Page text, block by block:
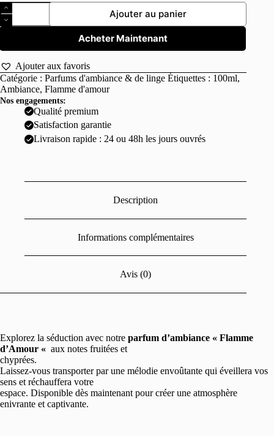
quantité
de
Parfum
Flamme
100ml
Ajouter au panier
Acheter Maintenant
Ajouter aux favoris
Catégorie : Parfums d'ambiance & de linge Étiquettes : 100ml,
Ambiance, Flamme d'amour
Nos engagements:
Qualité premium
Satisfaction garantie
Livraison rapide : 24 ou 48h les jours ouvrés
Description
Informations complémentaires
Avis (0)
Explorez la séduction avec notre parfum d’ambiance « Flamme
d’Amour « aux notes fruitées et
chyprées.
Laissez-vous transporter par une mélodie envoûtante qui éveillera vos
sens et réchauffera votre
espace. Disponible dès maintenant pour créer une atmosphère
enivrante et captivante.